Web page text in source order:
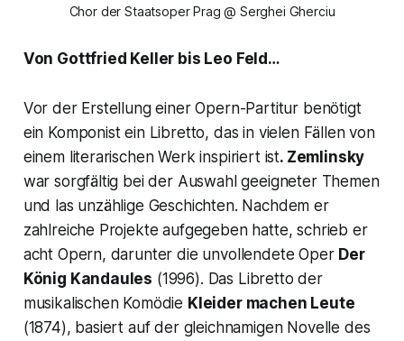
Chor der Staatsoper Prag @ Serghei Gherciu
Von Gottfried Keller bis Leo Feld…
Vor der Erstellung einer Opern-Partitur benötigt
ein Komponist ein Libretto, das in vielen Fällen von
einem literarischen Werk inspiriert ist. Zemlinsky
war sorgfältig bei der Auswahl geeigneter Themen
und las unzählige Geschichten. Nachdem er
zahlreiche Projekte aufgegeben hatte, schrieb er
acht Opern, darunter die unvollendete Oper Der
König Kandaules (1996). Das Libretto der
musikalischen Komödie Kleider machen Leute
(1874), basiert auf der gleichnamigen Novelle des